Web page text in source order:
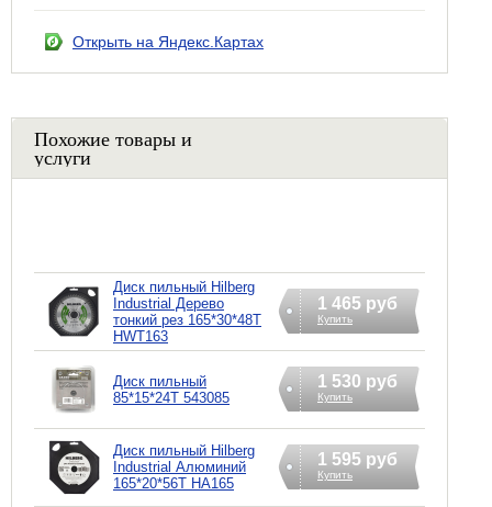
Открыть на Яндекс.Картах
Похожие товары и
услуги
Диск пильный Hilberg
Industrial Дерево
тонкий рез 165*30*48Т
HWT163
1 465 руб
Купить
Диск пильный
85*15*24T 543085
1 530 руб
Купить
Диск пильный Hilberg
Industrial Алюминий
165*20*56Т HA165
1 595 руб
Купить